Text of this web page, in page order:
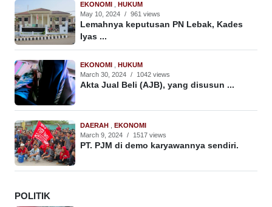
EKONOMI , HUKUM
May 10, 2024 / 961 views
Lemahnya keputusan PN Lebak, Kades
Iyas ...
EKONOMI , HUKUM
March 30, 2024 / 1042 views
Akta Jual Beli (AJB), yang disusun ...
DAERAH , EKONOMI
March 9, 2024 / 1517 views
PT. PJM di demo karyawannya sendiri.
POLITIK